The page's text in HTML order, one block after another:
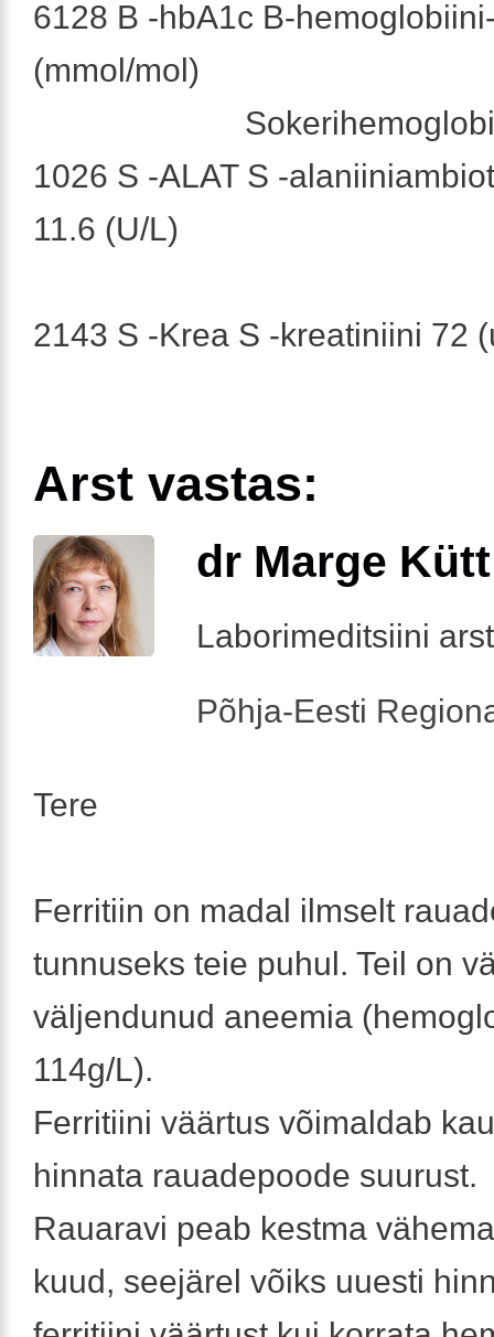
6128 B -hbA1c B-
(mmol/mol)
1026 S -ALAT S -
11.6 (U/L)
2143 S -Krea S -kreatiniini 72
Arst vastas:
dr Marge Kütt
Laborimeditsiini arst
Põhja-Eesti
Tere
Ferritiin on madal ilmselt
tunnuseks teie puhul. Teil on
väljendunud aneemia
114g/L).
Ferritiini väärtus võimaldab
hinnata rauadepoode suurust.
Rauaravi peab kestma
kuud, seejärel võiks uuesti